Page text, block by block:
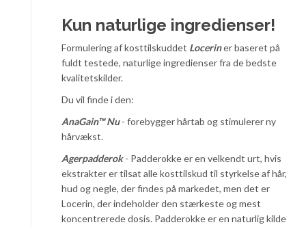
Kun naturlige ingredienser!
Formulering af kosttilskuddet Loceriner baseret på
fuldt testede, naturlige ingredienser fra de bedste
kvalitetskilder.
Du vil finde i den:
AnaGain™ Nu- forebygger hårtab og stimulerer ny
hårvækst.
Agerpadderok- Padderokke er en velkendt urt, hvis
ekstrakter er tilsat alle kosttilskud til styrkelse af hår,
hud og negle, der findes på markedet, men det er
Locerin, der indeholder den stærkeste og mest
koncentrerede dosis. Padderokke er en naturlig kilde